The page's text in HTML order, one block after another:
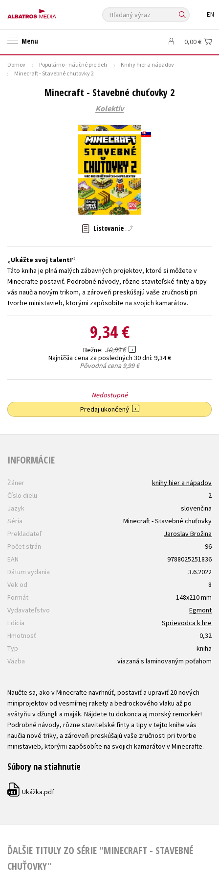
Hľadaný výraz EN
Menu
🏷️ Zlacnené knihy
⚔️ Zaklínač na CD
🔖Outlet knihy
Digitálna fotografia
Hobby
Humanitné a spoločenské vedy
Kalendáre, diáre Kariéra a osobný rozvoj
Kuchárske knihy New Adult
Ostatné
Počítače
Poézia
Populárno - náučná pre dospelých
Populárno - náučné pre deti
Príroda a záhrada
Učebnice
Výchova a pedagogika
Young adult
Young adult (SK)
Zdravie a životný štýl
Všetky tituly
0,00 €
Domov Populárno - náučné pre deti
Knihy hier a nápadov
Minecraft - Stavebné chuťovky 2
Minecraft - Stavebné chuťovky 2
Kolektiv
Listovanie
Ukážte svoj talent!
Táto kniha je plná malých zábavných projektov, ktoré si môžete v
Minecrafte postaviť. Podrobné návody, rôzne staviteľské finty a tipy
vás naučia novým trikom, a zároveň preskúšajú vaše zručnosti pri
tvorbe ministavieb, ktorými zapôsobíte na svojich kamarátov.
9,34 €
Bežne 10,99 €
Najnižšia cena za posledných 30 dní: 9,34 €
Pôvodná cena9,99 €
Nedostupné
Predaj ukončený
INFORMÁCIE
Žáner
knihy hier a nápadov
Číslo dielu
2
Jazyk
slovenčina
Séria
Minecraft - Stavebné chuťovky
Prekladateľ
Jaroslav Brožina
Počet strán
96
EAN
9788025251836
Dátum vydania
3.6.2022
Vek od
8
Formát
148x210 mm
Vydavateľstvo
Egmont
Edícia
Sprievodca k hre
Hmotnosť
0,32
Typ
kniha
Väzba
viazaná s laminovaným poťahom
Naučte sa, ako v Minecrafte navrhnúť, postaviť a upraviť 20 nových
miniprojektov od vesmírnej rakety a bedrockového vlaku až po
svätyňu v džungli a maják. Nájdete tu dokonca aj morský remorkér!
Podrobné návody, rôzne staviteľské finty a tipy v tejto knihe vás
naučia nové triky, a zároveň preskúšajú vaše zručnosti pri tvorbe
ministavieb, ktorými zapôsobíte na svojich kamarátov v Minecrafte.
Súbory na stiahnutie
PDF Ukážka.pdf
ĎALŠIE TITULY ZO SÉRIE "MINECRAFT - STAVEBNÉ
CHUŤOVKY"